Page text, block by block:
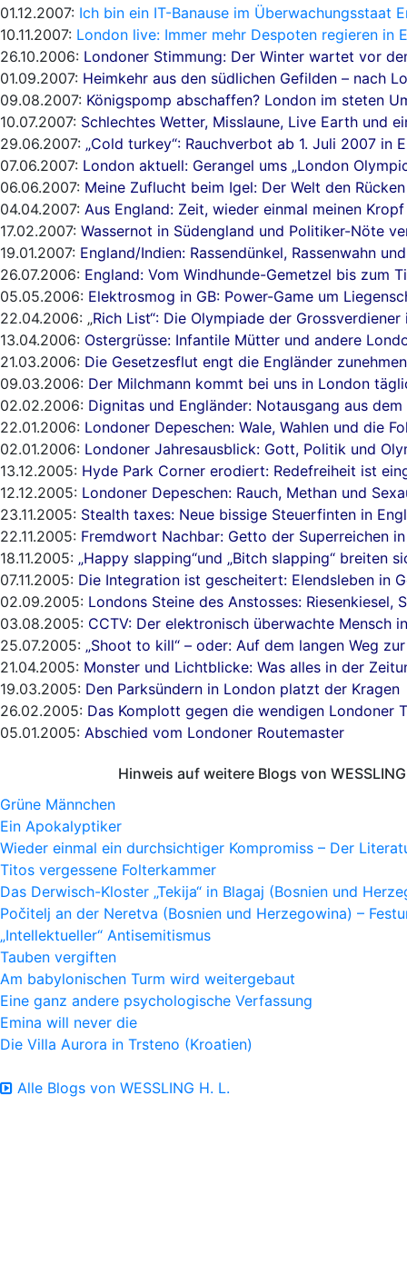
01.12.2007: Ich bin ein IT-Banause im Überwachungsstaat
10.11.2007: London live: Immer mehr Despoten regieren in
26.10.2006: Londoner Stimmung: Der Winter wartet vor
01.09.2007: Heimkehr aus den südlichen Gefilden – nach
09.08.2007: Königspomp abschaffen? London im steten
10.07.2007: Schlechtes Wetter, Misslaune, Live Earth und
29.06.2007: „Cold turkey“: Rauchverbot ab 1. Juli 2007 in
07.06.2007: London aktuell: Gerangel ums „London
06.06.2007: Meine Zuflucht beim Igel: Der Welt den
04.04.2007: Aus England: Zeit, wieder einmal meinen
17.02.2007: Wassernot in Südengland und Politiker-Nöte
19.01.2007: England/Indien: Rassendünkel, Rassenwahn
26.07.2006: England: Vom Windhunde-Gemetzel bis zum
05.05.2006: Elektrosmog in GB: Power-Game um
22.04.2006: „Rich List“: Die Olympiade der Grossverdiener
13.04.2006: Ostergrüsse: Infantile Mütter und andere
21.03.2006: Die Gesetzesflut engt die Engländer
09.03.2006: Der Milchmann kommt bei uns in London
02.02.2006: Dignitas und Engländer: Notausgang aus dem
22.01.2006: Londoner Depeschen: Wale, Wahlen und die
02.01.2006: Londoner Jahresausblick: Gott, Politik und
13.12.2005: Hyde Park Corner erodiert: Redefreiheit ist
12.12.2005: Londoner Depeschen: Rauch, Methan und
23.11.2005: Stealth taxes: Neue bissige Steuerfinten in
22.11.2005: Fremdwort Nachbar: Getto der Superreichen
18.11.2005: „Happy slapping“und „Bitch slapping“ breiten
07.11.2005: Die Integration ist gescheitert: Elendsleben in
02.09.2005: Londons Steine des Anstosses: Riesenkiesel,
03.08.2005: CCTV: Der elektronisch überwachte Mensch
25.07.2005: „Shoot to kill“ – oder: Auf dem langen Weg
21.04.2005: Monster und Lichtblicke: Was alles in der
19.03.2005: Den Parksündern in London platzt der Kragen
26.02.2005: Das Komplott gegen die wendigen Londoner
05.01.2005: Abschied vom Londoner Routemaster
Hinweis auf weitere Blogs von
Grüne Männchen
Ein Apokalyptiker
Wieder einmal ein durchsichtiger Kompromiss – Der
Titos vergessene Folterkammer
Das Derwisch-Kloster „Tekija“ in Blagaj (Bosnien und
Počitelj an der Neretva (Bosnien und Herzegowina) –
„Intellektueller“ Antisemitismus
Tauben vergiften
Am babylonischen Turm wird weitergebaut
Eine ganz andere psychologische Verfassung
Emina will never die
Die Villa Aurora in Trsteno (Kroatien)
Alle Blogs von WESSLING H. L.